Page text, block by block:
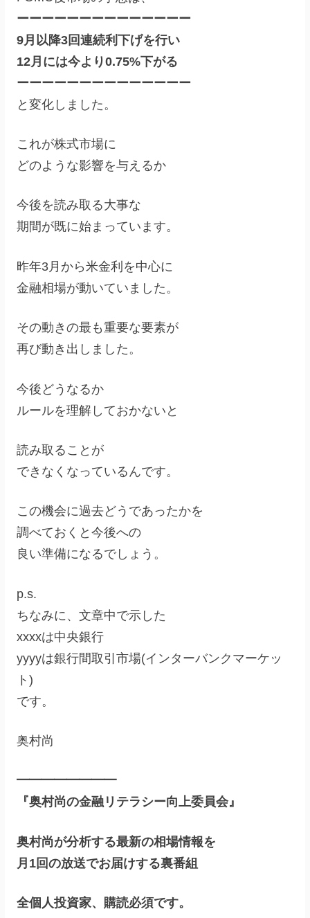
ーーーーーーーーーーーーーー
9月以降3回連続利下げを行い
12月には今より0.75%下がる
ーーーーーーーーーーーーーー
と変化しました。
これが株式市場に
どのような影響を与えるか
今後を読み取る大事な
期間が既に始まっています。
昨年3月から米金利を中心に
金融相場が動いていました。
その動きの最も重要な要素が
再び動き出しました。
今後どうなるか
ルールを理解しておかないと
読み取ることが
できなくなっているんです。
この機会に過去どうであったかを
調べておくと今後への
良い準備になるでしょう。
p.s.
ちなみに、文章中で示した
xxxxは中央銀行
yyyyは銀行間取引市場(インターバンクマーケッ
ト)
です。
奥村尚
━━━━━━━━
『奥村尚の金融リテラシー向上委員会』
奥村尚が分析する最新の相場情報を
月1回の放送でお届けする裏番組
全個人投資家、購読必須です。